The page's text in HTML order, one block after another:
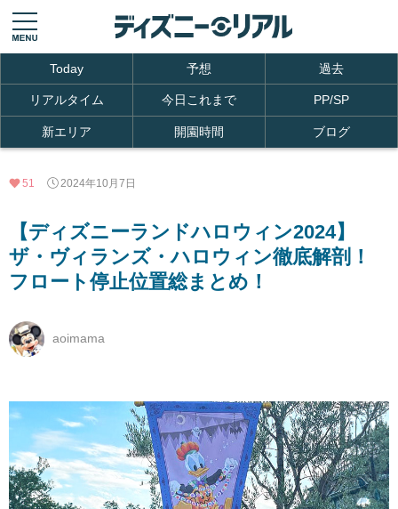
Today 予想 過去
リアルタイム 今日これまで PP/SP
新エリア 開園時間 ブログ
51 2024年10月7日
【ディズニーランドハロウィン2024】
ザ・ヴィランズ・ハロウィン徹底解剖！
フロート停止位置総まとめ！
aoimama